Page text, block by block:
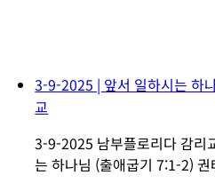
3-9-2025 | 앞서 일하시는 하
교
3-9-2025 남부플로리다 감리
는 하나님 (출애굽기 7:1-2) 권